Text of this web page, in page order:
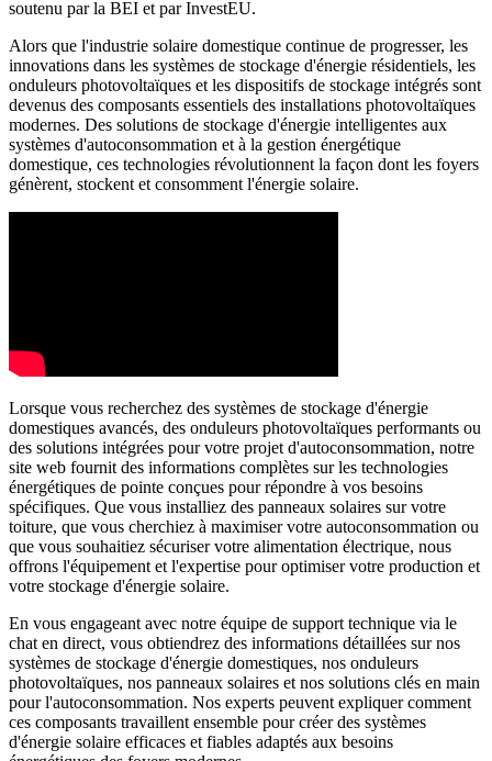
soutenu par la BEI et par InvestEU.
Alors que l'industrie solaire domestique continue de progresser, les
innovations dans les systèmes de stockage d'énergie résidentiels, les
onduleurs photovoltaïques et les dispositifs de stockage intégrés sont
devenus des composants essentiels des installations photovoltaïques
modernes. Des solutions de stockage d'énergie intelligentes aux
systèmes d'autoconsommation et à la gestion énergétique
domestique, ces technologies révolutionnent la façon dont les foyers
génèrent, stockent et consomment l'énergie solaire.
Lorsque vous recherchez des systèmes de stockage d'énergie
domestiques avancés, des onduleurs photovoltaïques performants ou
des solutions intégrées pour votre projet d'autoconsommation, notre
site web fournit des informations complètes sur les technologies
énergétiques de pointe conçues pour répondre à vos besoins
spécifiques. Que vous installiez des panneaux solaires sur votre
toiture, que vous cherchiez à maximiser votre autoconsommation ou
que vous souhaitiez sécuriser votre alimentation électrique, nous
offrons l'équipement et l'expertise pour optimiser votre production et
votre stockage d'énergie solaire.
En vous engageant avec notre équipe de support technique via le
chat en direct, vous obtiendrez des informations détaillées sur nos
systèmes de stockage d'énergie domestiques, nos onduleurs
photovoltaïques, nos panneaux solaires et nos solutions clés en main
pour l'autoconsommation. Nos experts peuvent expliquer comment
ces composants travaillent ensemble pour créer des systèmes
d'énergie solaire efficaces et fiables adaptés aux besoins